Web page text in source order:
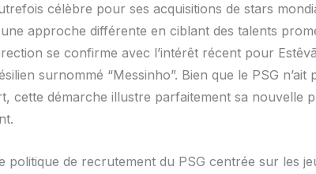
célèbre pour ses acquisitions de stars
approche différente en ciblant des talents
se confirme avec l’intérêt récent pour
surnommé “Messinho”. Bien que le PSG n’ait
cette démarche illustre parfaitement sa nouvelle
politique de recrutement du PSG centrée sur les